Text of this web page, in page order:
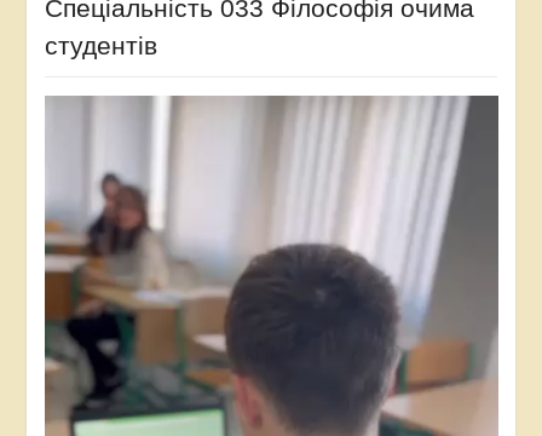
Спеціальність 033 Філософія очима
студентів